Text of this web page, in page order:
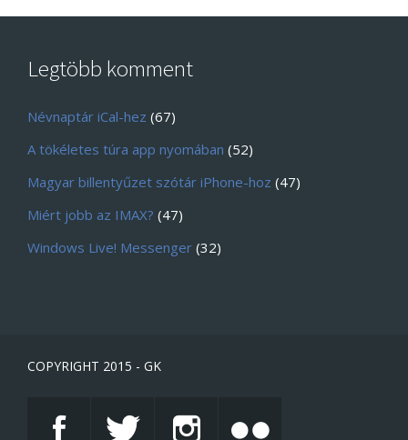
Legtöbb komment
Névnaptár iCal-hez (67)
A tökéletes túra app nyomában (52)
Magyar billentyűzet szótár iPhone-hoz (47)
Miért jobb az IMAX? (47)
Windows Live! Messenger (32)
COPYRIGHT 2015 - GK